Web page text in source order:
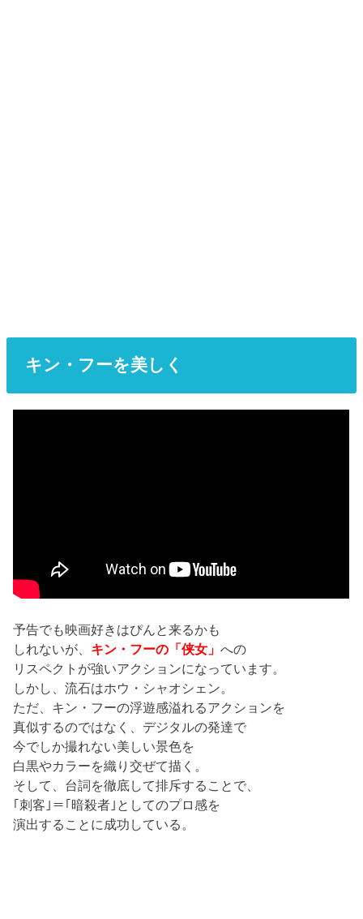
キン・フーを美しく
予告でも映画好きはぴんと来るかも
しれないが、 キン・フーの「侠女」への
リスペクトが強いアクションになっています。
しかし、流石はホウ・シャオシェン。
ただ、キン・フーの浮遊感溢れるアクションを
真似するのではなく、デジタルの発達で
今でしか撮れない美しい景色を
白黒やカラーを織り交ぜて描く。
そして、台詞を徹底して排斥することで、
｢刺客｣＝｢暗殺者｣としてのプロ感を
演出することに成功している。